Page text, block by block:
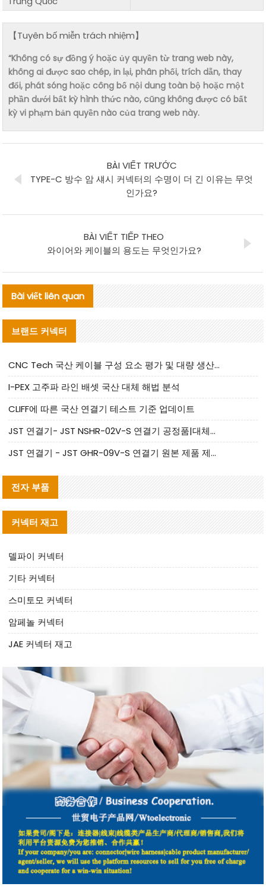
【Tuyên bố miễn trách nhiệm】
“Không có sự đồng ý hoặc ủy quyền từ trang web này,
không ai được sao chép, in lại, phân phối, trích dẫn, thay
đổi, phát sóng hoặc công bố nội dung toàn bộ hoặc một
phần dưới bất kỳ hình thức nào, cũng không được có bất
kỳ vi phạm bản quyền nào của trang web này.
BÀI VIẾT TRƯỚC
TYPE-C 방수 암 섀시 커넥터의 수명이 더 긴 이유는 무엇
인가요?
BÀI VIẾT TIẾP THEO
와이어와 케이블의 용도는 무엇인가요?
Bài viết liên quan
브랜드 커넥터
CNC Tech 국산 케이블 구성 요소 평가 및 대량 생산 적합성 가이드
I-PEX 고주파 라인 배셋 국산 대체 해법 분석
CLIFF에 따른 국산 연결기 테스트 기준 업데이트
JST 연결기- JST NSHR-02V-S 연결기 공정품|대체품 제공
JST 연결기 - JST GHR-09V-S 연결기 원본 제품 제공 | 대체품 제공
전자 부품
커넥터 재고
델파이 커넥터
기타 커넥터
스미토모 커넥터
암페놀 커넥터
JAE 커넥터 재고